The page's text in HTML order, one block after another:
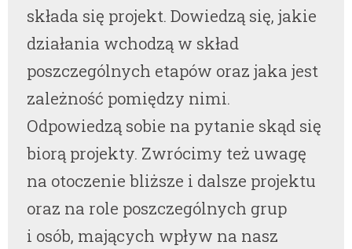
składa się projekt. Dowiedzą się, jakie
działania wchodzą w skład
poszczególnych etapów oraz jaka jest
zależność pomiędzy nimi.
Odpowiedzą sobie na pytanie skąd się
biorą projekty. Zwrócimy też uwagę
na otoczenie bliższe i dalsze projektu
oraz na role poszczególnych grup
i osób, mających wpływ na nasz